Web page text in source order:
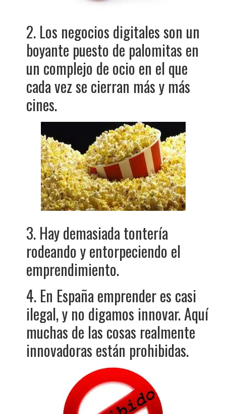
2. Los negocios digitales son un
boyante puesto de palomitas en
un complejo de ocio en el que
cada vez se cierran más y más
cines.
3. Hay demasiada tontería
rodeando y entorpeciendo el
emprendimiento.
4. En España emprender es casi
ilegal, y no digamos innovar. Aquí
muchas de las cosas realmente
innovadoras están prohibidas.